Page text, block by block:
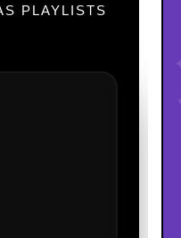
PLAYLISTS